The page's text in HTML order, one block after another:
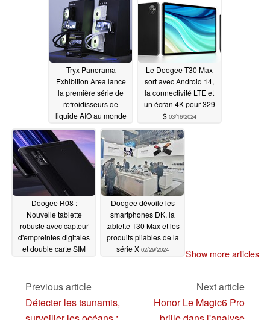
06/13/2024
Tryx Panorama
Exhibition Area lance
la première série de
refroidisseurs de
liquide AIO au monde
avec écran AMOLED
incurvé03/31/2024
Le Doogee T30 Max
sort avec Android 14,
la connectivité LTE et
un écran 4K pour 329
$ 03/16/2024
Doogee R08 :
Nouvelle tablette
robuste avec capteur
d'empreintes digitales
et double carte SIM
Doogee dévoile les
smartphones DK, la
tablette T30 Max et les
produits pliables de la
série X 02/29/2024 Show more articles
Previous article
Détecter les tsunamis,
Next article
Honor Le Magic6 Pro